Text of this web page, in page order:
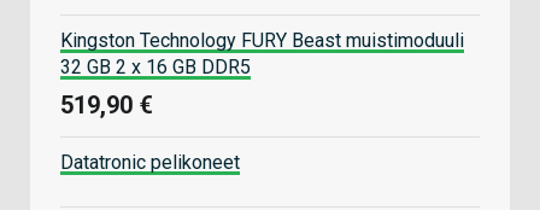
Kingston Technology FURY Beast muistimoduuli
32 GB 2 x 16 GB DDR5
519,90 €
Datatronic pelikoneet